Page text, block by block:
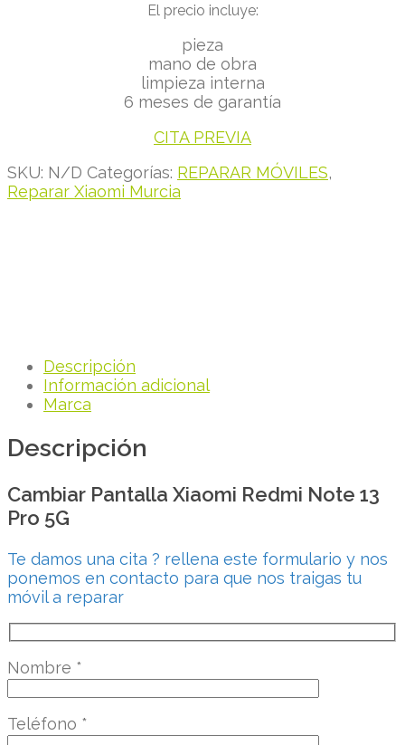
El precio incluye:
pieza
mano de obra
limpieza interna
6 meses de garantía
CITA PREVIA
SKU: N/D Categorías: REPARAR MÓVILES,
Reparar Xiaomi Murcia
Descripción
Información adicional
Marca
Descripción
Cambiar Pantalla Xiaomi Redmi Note 13
Pro 5G
Te damos una cita ? rellena este formulario y nos
ponemos en contacto para que nos traigas tu
móvil a reparar
Nombre *
Teléfono *